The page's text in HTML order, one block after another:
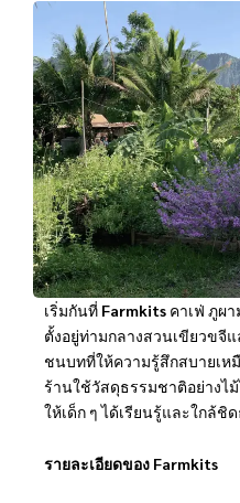
เริ่มกันที่ Farmkits คาเฟ่ ภูผ
ตั้งอยู่ท่ามกลางสวนเขียวขจี
ชนบทที่ให้ความรู้สึกสบายเห
ร้านใช้วัสดุธรรมชาติอย่างไ
ให้เด็ก ๆ ได้เรียนรู้และใกล้ชิ
รายละเอียดของ Farmkits